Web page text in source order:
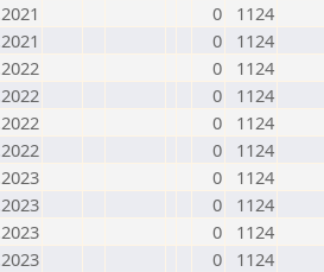
0
1124
0
1124
0
1124
0
1124
0
1124
0
1124
0
1124
0
1124
0
1124
0
1124